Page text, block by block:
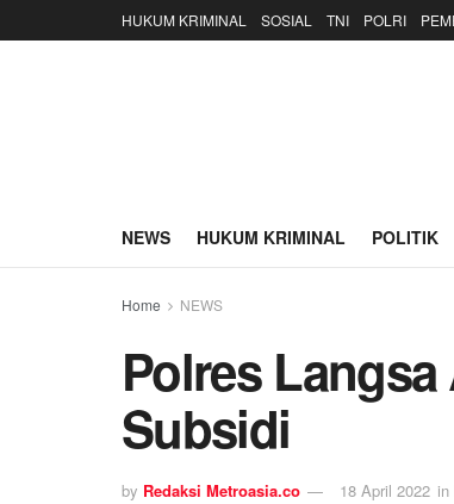
HUKUM KRIMINAL SOSIAL TNI POLRI
NEWS HUKUM KRIMINAL POLITIK
Home NEWS
Polres
Subsidi
by Redaksi Metroasia.co 18 April 2022 in